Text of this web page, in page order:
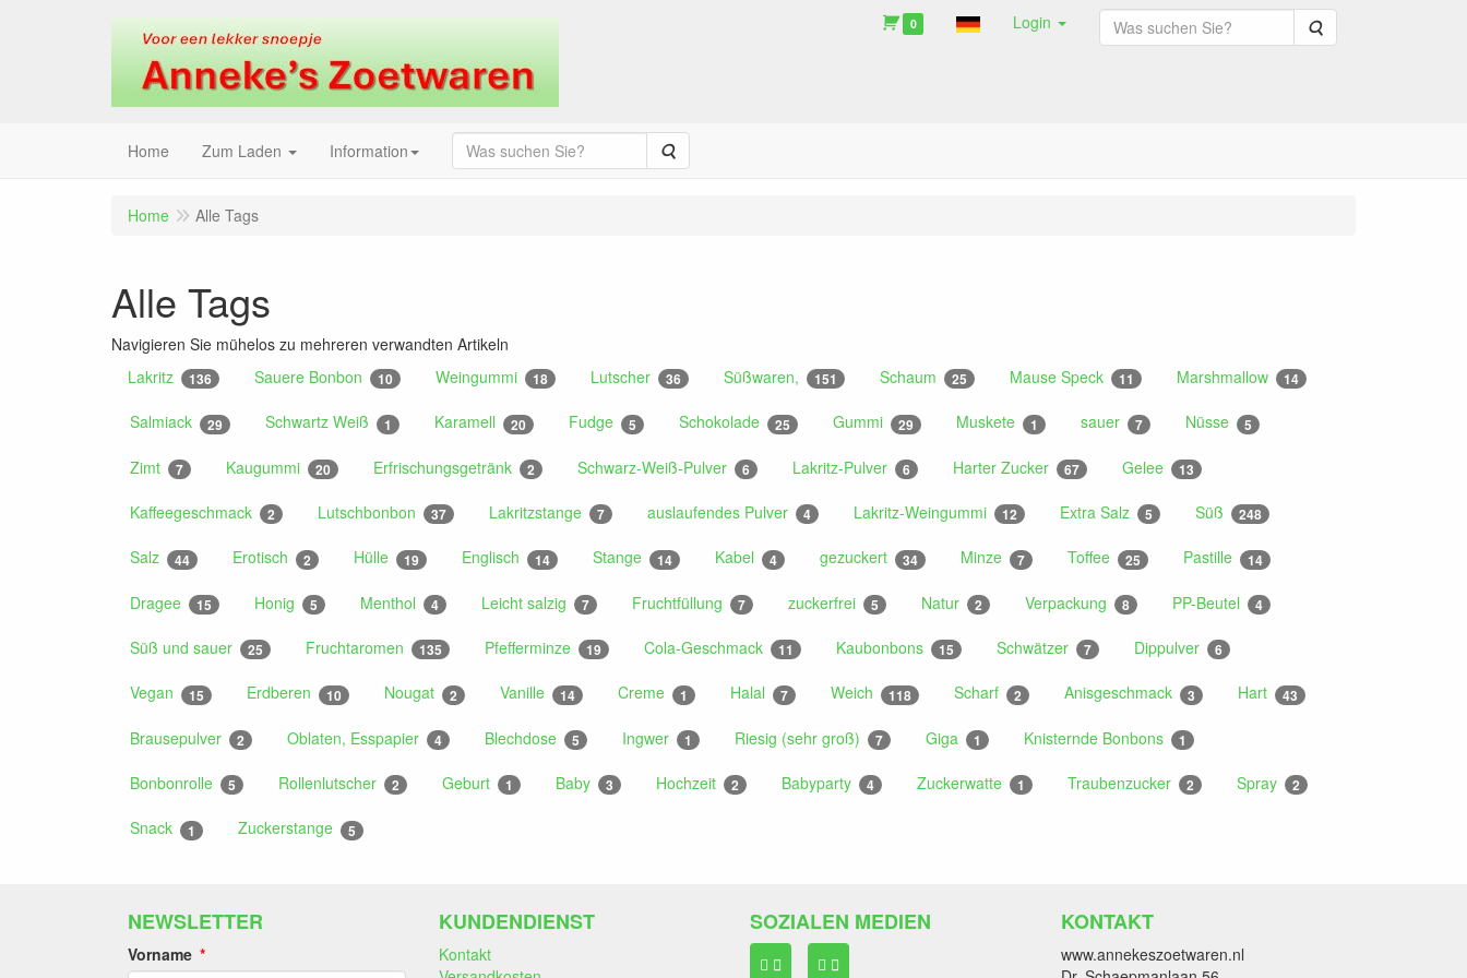
0 Login Suche
Home Zum Laden Information Suche
Home Alle Tags
Alle Tags
Navigieren Sie mühelos zu mehreren verwandten Artikeln
Lakritz
136 Sauere Bonbon 10 Weingummi 18 Lutscher 36 Süßwaren, 151 Schaum 25 Mause Speck 11 Marshmallow 14
Salmiack 29 Schwartz Weiß 1 Karamell 20 Fudge 5 Schokolade 25 Gummi 29 Muskete 1 sauer 7 Nüsse 5
Zimt 7 Kaugummi 20 Erfrischungsgetränk 2 Schwarz-Weiß-Pulver 6 Lakritz-Pulver 6 Harter Zucker 67 Gelee 13
Kaffeegeschmack 2 Lutschbonbon 37 Lakritzstange 7 auslaufendes Pulver 4 Lakritz-Weingummi 12 Extra Salz 5 Süß 248
Salz 44 Erotisch 2 Hülle 19 Englisch 14 Stange 14 Kabel 4 gezuckert 34 Minze 7 Toffee 25 Pastille 14
Dragee 15 Honig 5 Menthol 4 Leicht salzig 7 Fruchtfüllung 7 zuckerfrei 5 Natur 2 Verpackung 8 PP-Beutel 4
Süß und sauer 25 Fruchtaromen 135 Pfefferminze 19 Cola-Geschmack 11 Kaubonbons 15 Schwätzer 7 Dippulver 6
Vegan 15 Erdberen 10 Nougat 2 Vanille 14 Creme 1 Halal 7 Weich 118 Scharf 2 Anisgeschmack 3 Hart 43
Brausepulver 2 Oblaten, Esspapier 4 Blechdose 5 Ingwer 1 Riesig (sehr groß) 7 Giga 1 Knisternde Bonbons 1
Bonbonrolle 5 Rollenlutscher 2 Geburt 1 Baby 3 Hochzeit 2 Babyparty 4 Zuckerwatte 1 Traubenzucker 2 Spray 2
Snack 1 Zuckerstange 5
NEWSLETTER
Vorname
KUNDENDIENST
Kontakt
SOZIALEN MEDIEN KONTAKT
www.annekeszoetwaren.nl